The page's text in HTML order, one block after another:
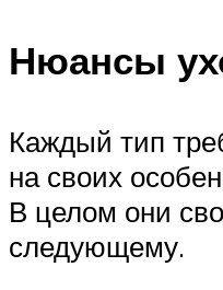
Нюансы
Каждый тип
на своих
В целом они
следующему.